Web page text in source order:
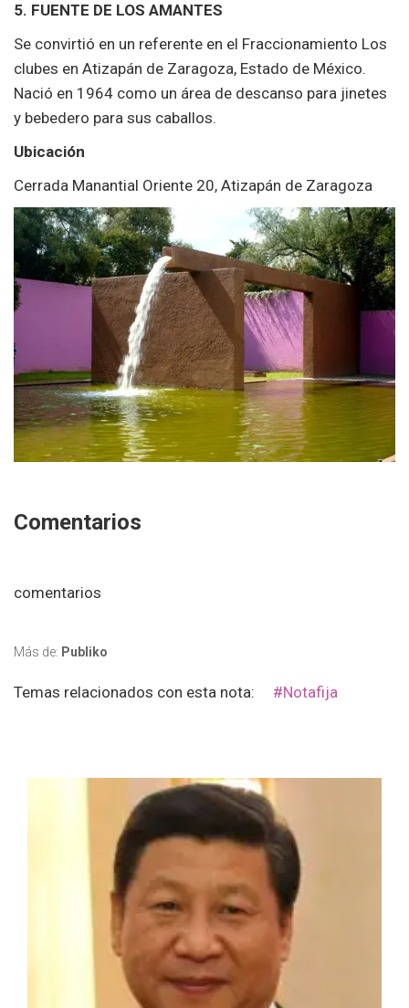
5. FUENTE DE LOS AMANTES
Se convirtió en un referente en el Fraccionamiento Los
clubes en Atizapán de Zaragoza, Estado de México.
Nació en 1964 como un área de descanso para jinetes
y bebedero para sus caballos.
Ubicación
Cerrada Manantial Oriente 20, Atizapán de Zaragoza
Comentarios
comentarios
Más de: Publiko
Temas relacionados con esta nota: #notafija